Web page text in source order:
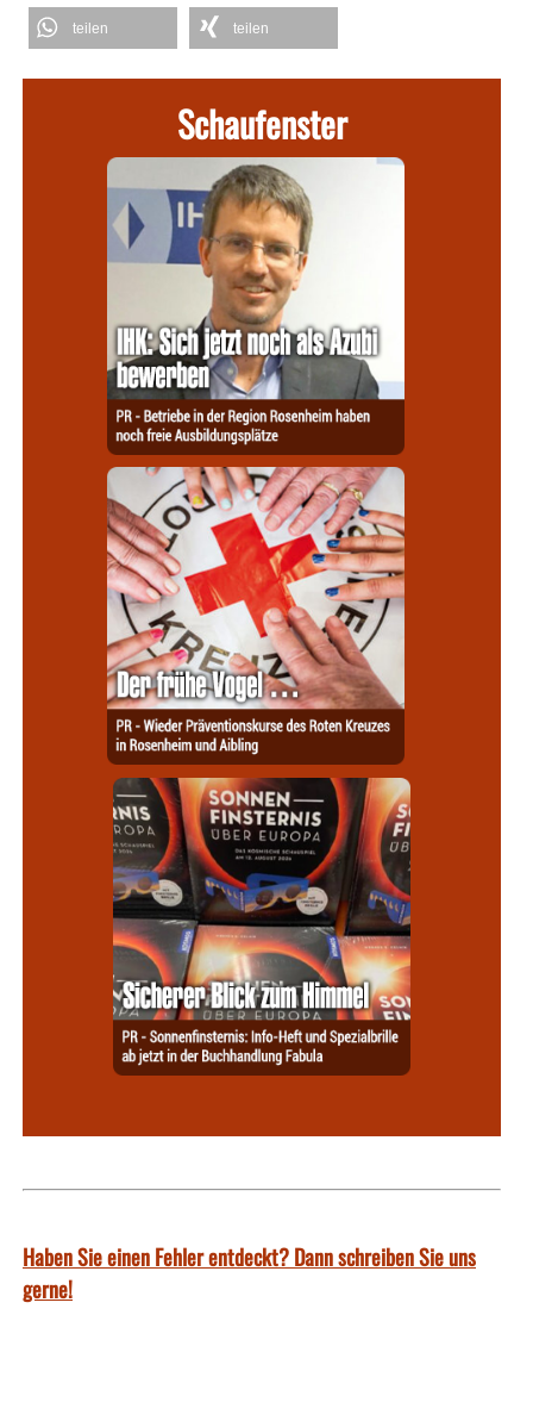
teilen teilen
Schaufenster
Haben Sie einen Fehler entdeckt? Dann schreiben Sie uns
gerne!